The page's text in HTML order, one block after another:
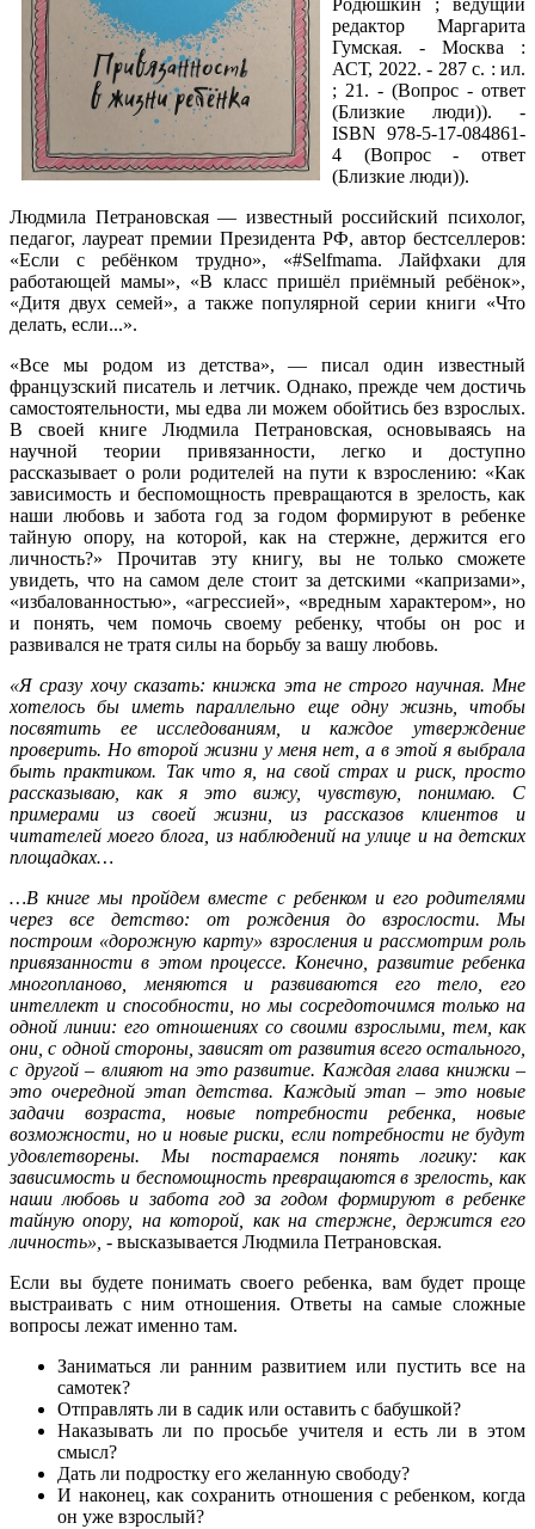
Родюшкин ; ведущий
редактор Маргарита
Гумская. - Москва :
АСТ, 2022. - 287 с. : ил.
; 21. - (Вопрос - ответ
(Близкие люди)). -
ISBN 978-5-17-084861-
4 (Вопрос - ответ
(Близкие люди)).
Людмила Петрановская — известный российский психолог,
педагог, лауреат премии Президента РФ, автор бестселлеров:
«Если с ребёнком трудно», «#Selfmama. Лайфхаки для
работающей мамы», «В класс пришёл приёмный ребёнок»,
«Дитя двух семей», а также популярной серии книги «Что
делать, если...».
«Все мы родом из детства», — писал один известный
французский писатель и летчик. Однако, прежде чем достичь
самостоятельности, мы едва ли можем обойтись без взрослых.
В своей книге Людмила Петрановская, основываясь на
научной теории привязанности, легко и доступно
рассказывает о роли родителей на пути к взрослению: «Как
зависимость и беспомощность превращаются в зрелость, как
наши любовь и забота год за годом формируют в ребенке
тайную опору, на которой, как на стержне, держится его
личность?» Прочитав эту книгу, вы не только сможете
увидеть, что на самом деле стоит за детскими «капризами»,
«избалованностью», «агрессией», «вредным характером», но
и понять, чем помочь своему ребенку, чтобы он рос и
развивался не тратя силы на борьбу за вашу любовь.
«Я сразу хочу сказать: книжка эта не строго научная. Мне
хотелось бы иметь параллельно еще одну жизнь, чтобы
посвятить ее исследованиям, и каждое утверждение
проверить. Но второй жизни у меня нет, а в этой я выбрала
быть практиком. Так что я, на свой страх и риск, просто
рассказываю, как я это вижу, чувствую, понимаю. С
примерами из своей жизни, из рассказов клиентов и
читателей моего блога, из наблюдений на улице и на детских
площадках…
…В книге мы пройдем вместе с ребенком и его родителями
через все детство: от рождения до взрослости. Мы
построим «дорожную карту» взросления и рассмотрим роль
привязанности в этом процессе. Конечно, развитие ребенка
многопланово, меняются и развиваются его тело, его
интеллект и способности, но мы сосредоточимся только на
одной линии: его отношениях со своими взрослыми, тем, как
они, с одной стороны, зависят от развития всего остального,
с другой – влияют на это развитие. Каждая глава книжки –
это очередной этап детства. Каждый этап – это новые
задачи возраста, новые потребности ребенка, новые
возможности, но и новые риски, если потребности не будут
удовлетворены. Мы постараемся понять логику: как
зависимость и беспомощность превращаются в зрелость, как
наши любовь и забота год за годом формируют в ребенке
тайную опору, на которой, как на стержне, держится его
личность», - высказывается Людмила Петрановская.
Если вы будете понимать своего ребенка, вам будет проще
выстраивать с ним отношения. Ответы на самые сложные
вопросы лежат именно там.
Заниматься ли ранним развитием или пустить все на
самотек?
Отправлять ли в садик или оставить с бабушкой?
Наказывать ли по просьбе учителя и есть ли в этом
смысл?
Дать ли подростку его желанную свободу?
И наконец, как сохранить отношения с ребенком, когда
он уже взрослый?